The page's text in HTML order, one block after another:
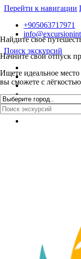
Перейти к навигации
Найдите своё
Начните свой отпуск
Ищете идеальное
вы сможете с
+905063717971
Поиск экскурсий